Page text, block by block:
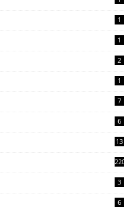
1
1
2
1
7
6
13
220
3
6